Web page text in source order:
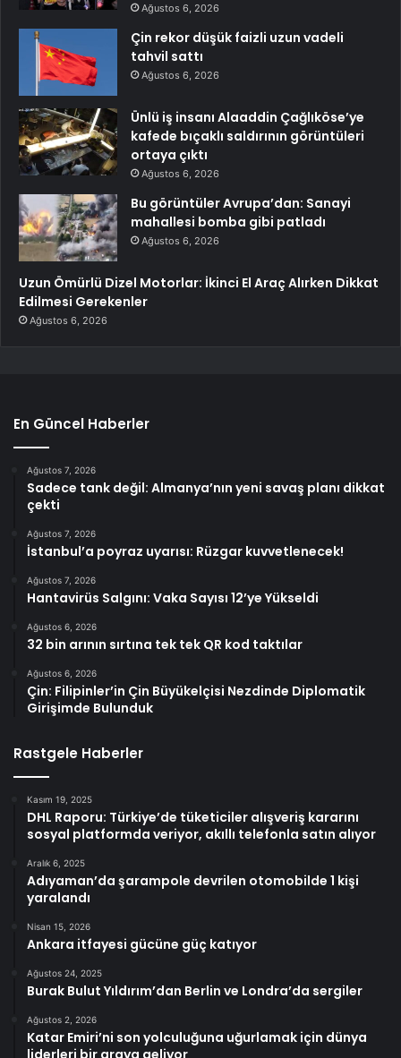
Ağustos 6, 2026
Çin rekor düşük faizli uzun vadeli
tahvil sattı
Ağustos 6, 2026
Ünlü iş insanı Alaaddin Çağlıköse’ye
kafede bıçaklı saldırının görüntüleri
ortaya çıktı
Ağustos 6, 2026
Bu görüntüler Avrupa’dan: Sanayi
mahallesi bomba gibi patladı
Ağustos 6, 2026
Uzun Ömürlü Dizel Motorlar: İkinci El Araç Alırken Dikkat
Edilmesi Gerekenler
Ağustos 6, 2026
En Güncel Haberler
Ağustos 7, 2026
Sadece tank değil: Almanya’nın yeni savaş planı dikkat
çekti
Ağustos 7, 2026
İstanbul’a poyraz uyarısı: Rüzgar kuvvetlenecek!
Ağustos 7, 2026
Hantavirüs Salgını: Vaka Sayısı 12’ye Yükseldi
Ağustos 6, 2026
32 bin arının sırtına tek tek QR kod taktılar
Ağustos 6, 2026
Çin: Filipinler’in Çin Büyükelçisi Nezdinde Diplomatik
Girişimde Bulunduk
Rastgele Haberler
Kasım 19, 2025
DHL Raporu: Türkiye’de tüketiciler alışveriş kararını
sosyal platformda veriyor, akıllı telefonla satın alıyor
Aralık 6, 2025
Adıyaman’da şarampole devrilen otomobilde 1 kişi
yaralandı
Nisan 15, 2026
Ankara itfayesi gücüne güç katıyor
Ağustos 24, 2025
Burak Bulut Yıldırım’dan Berlin ve Londra’da sergiler
Ağustos 2, 2026
Katar Emiri’ni son yolculuğuna uğurlamak için dünya